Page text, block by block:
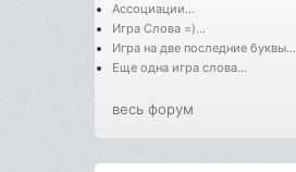
Ассоциации...
Игра Слова =)...
Игра на две последние буквы...
Еще одна игра слова...
весь форум